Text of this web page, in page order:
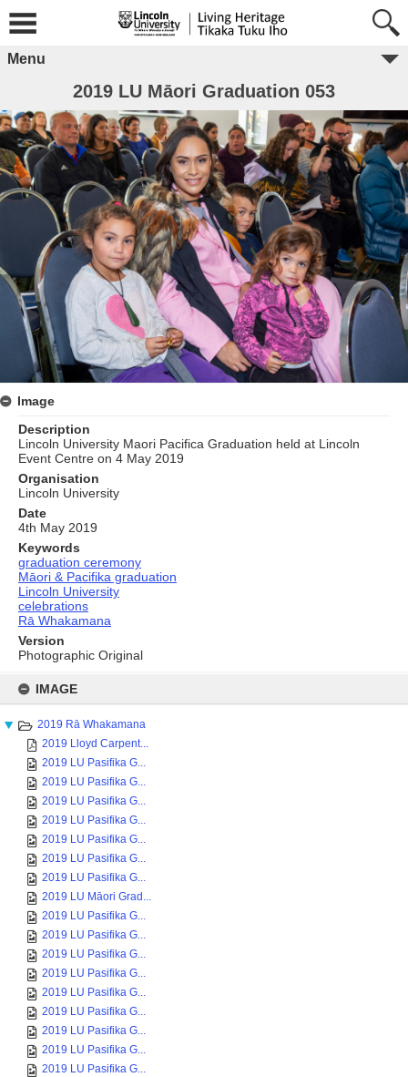
content
IMAGE
2019 Rā Whakamana
2019 Lloyd Carpent...
2019 LU Pasifika G...
2019 LU Pasifika G...
2019 LU Pasifika G...
2019 LU Pasifika G...
2019 LU Pasifika G...
2019 LU Pasifika G...
2019 LU Pasifika G...
2019 LU Māori Grad...
2019 LU Pasifika G...
2019 LU Pasifika G...
2019 LU Pasifika G...
2019 LU Pasifika G...
2019 LU Pasifika G...
2019 LU Pasifika G...
2019 LU Pasifika G...
2019 LU Pasifika G...
2019 LU Pasifika G...
Menu
2019 LU Māori Graduation 053
Image
Description
Lincoln University Maori Pacifica Graduation held at Lincoln
Event Centre on 4 May 2019
Organisation
Lincoln University
Date
4th May 2019
Keywords
graduation ceremony
Māori & Pacifika graduation
Lincoln University
celebrations
Rā Whakamana
Version
Photographic Original